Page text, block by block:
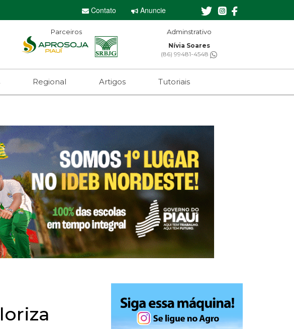
Contato Anuncie
Parceiros Adminstrativo
Nívia Soares
(86) 99481-4548
Regional Artigos Tutoriais